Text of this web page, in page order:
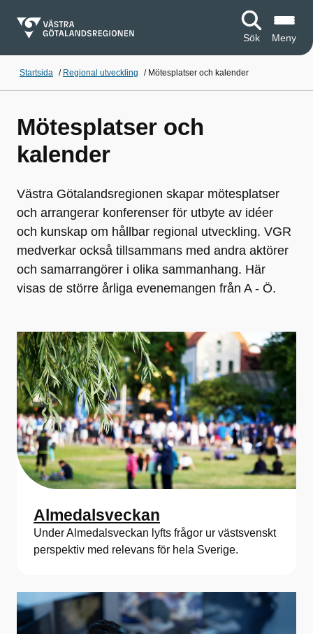
Sök Meny
Startsida / Regional utveckling / Mötesplatser och kalender
Mötesplatser och
kalender
Västra Götalandsregionen skapar mötesplatser
och arrangerar konferenser för utbyte av idéer
och kunskap om hållbar regional utveckling. VGR
medverkar också tillsammans med andra aktörer
och samarrangörer i olika sammanhang. Här
visas de större årliga evenemangen från A - Ö.
Almedalsveckan
Under Almedalsveckan lyfts frågor ur västsvenskt
perspektiv med relevans för hela Sverige.